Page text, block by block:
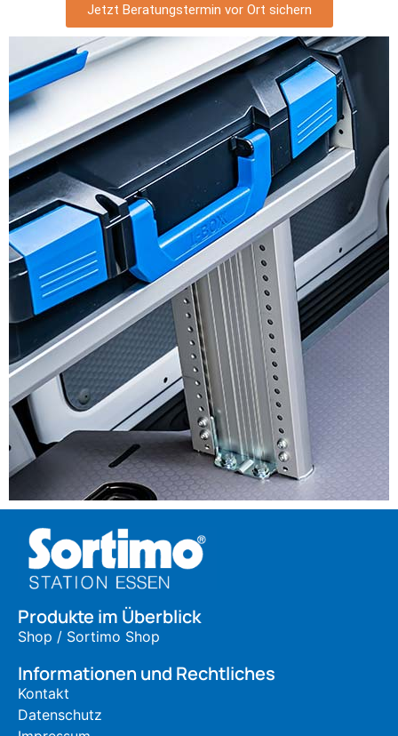
Jetzt Beratungstermin vor Ort sichern
Produkte im Überblick
Shop / Sortimo Shop
Informationen und Rechtliches
Kontakt
Datenschutz